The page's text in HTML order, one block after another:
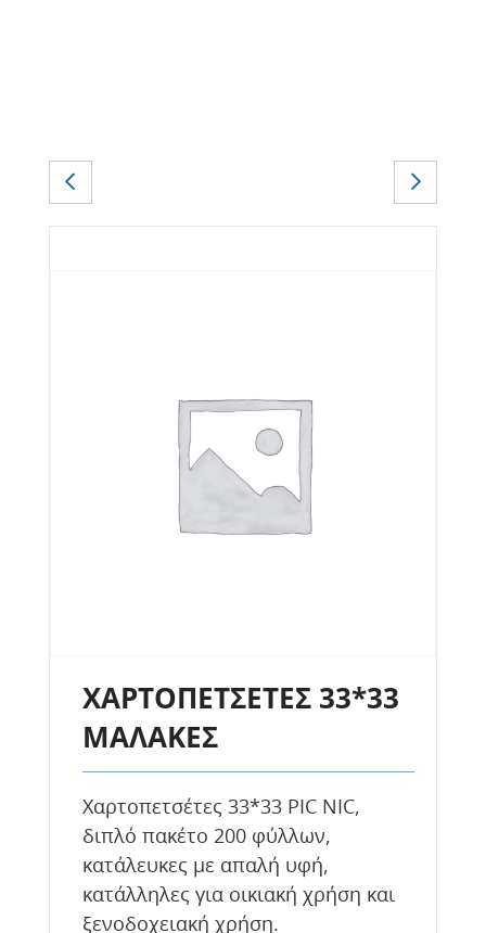
ΧΑΡΤΟΠΕΤΣΕΤΕΣ 33*33
ΜΑΛΑΚΕΣ
Χαρτοπετσέτες 33*33 ΡΙC NIC,
διπλό πακέτο 200 φύλλων,
κατάλευκες με απαλή υφή,
κατάλληλες για οικιακή χρήση και
ξενοδοχειακή χρήση.